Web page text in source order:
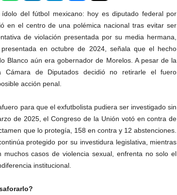
del fútbol mexicano: hoy es diputado federal por
en el centro de una polémica nacional tras evitar ser
de violación presentada por su media hermana,
en octubre de 2024, señala que el hecho
Blanco aún era gobernador de Morelos. A pesar de la
Cámara de Diputados decidió no retirarle el fuero
acción penal.
para que el exfutbolista pudiera ser investigado sin
de 2025, el Congreso de la Unión votó en contra de
que lo protegía, 158 en contra y 12 abstenciones.
protegido por su investidura legislativa, mientras
casos de violencia sexual, enfrenta no solo el
institucional.